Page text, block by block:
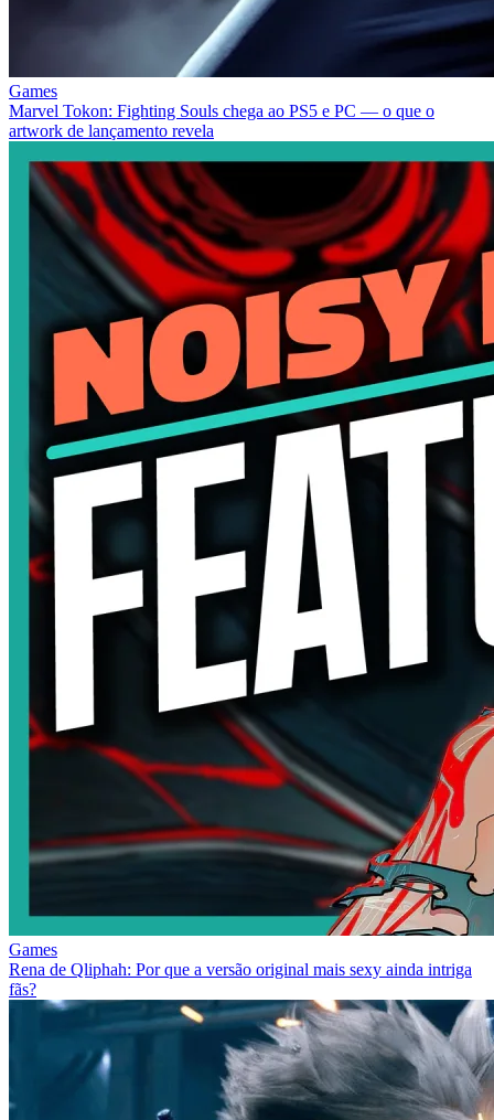
Games
Marvel Tokon: Fighting Souls chega ao PS5 e PC — o que o
artwork de lançamento revela
Games
Rena de Qliphah: Por que a versão original mais sexy ainda intriga
fãs?